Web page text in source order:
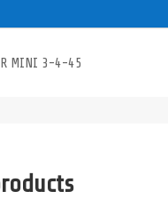
MINI 3-4-45